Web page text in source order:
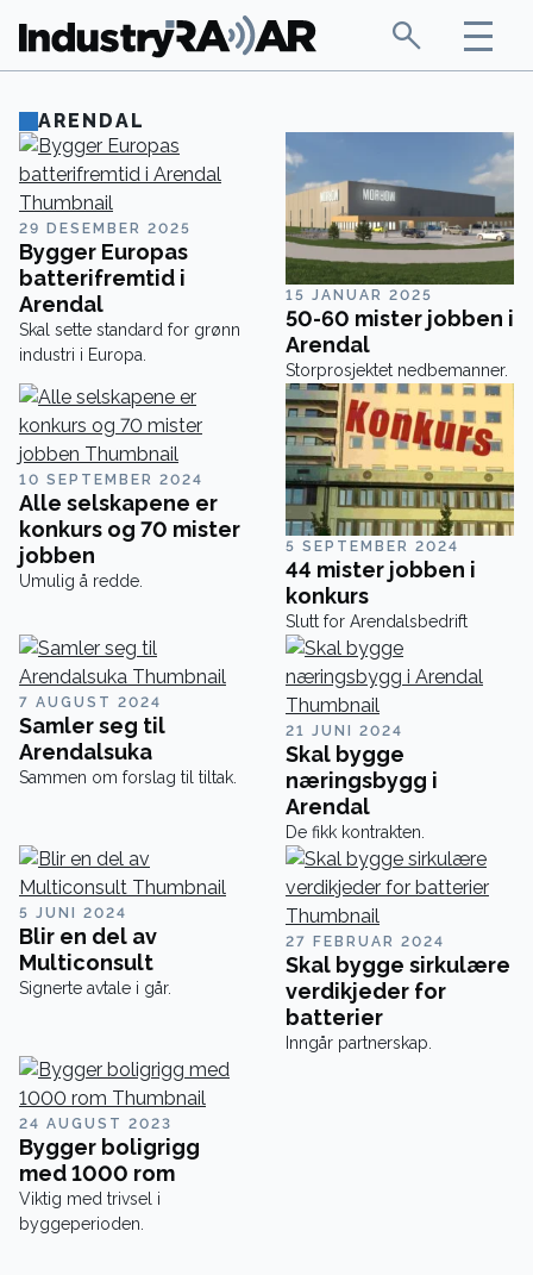
ARENDAL
29 DESEMBER 2025
Bygger Europas
batterifremtid i
Arendal
Skal sette standard for grønn
industri i Europa.
15 JANUAR 2025
50-60 mister jobben i
Arendal
Storprosjektet nedbemanner.
10 SEPTEMBER 2024
Alle selskapene er
konkurs og 70 mister
jobben
Umulig å redde.
5 SEPTEMBER 2024
44 mister jobben i
konkurs
Slutt for Arendalsbedrift
7 AUGUST 2024
Samler seg til
Arendalsuka
Sammen om forslag til tiltak.
21 JUNI 2024
Skal bygge
næringsbygg i
Arendal
De fikk kontrakten.
5 JUNI 2024
Blir en del av
Multiconsult
Signerte avtale i går.
27 FEBRUAR 2024
Skal bygge sirkulære
verdikjeder for
batterier
Inngår partnerskap.
24 AUGUST 2023
Bygger boligrigg
med 1000 rom
Viktig med trivsel i
byggeperioden.